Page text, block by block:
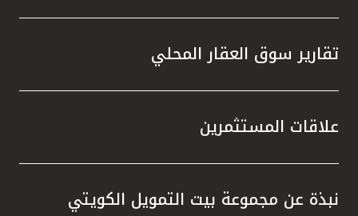
تقارير سوق العقار المحلي
علاقات المستثمرين
نبذة عن مجموعة بيت التمويل الكويتي